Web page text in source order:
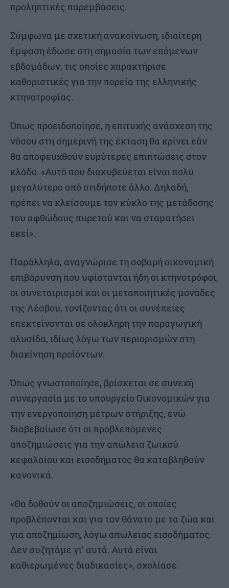
προληπτικές παρεμβάσεις.
Σύμφωνα με σχετική ανακοίνωση, ιδιαίτερη
έμφαση έδωσε στη σημασία των επόμενων
εβδομάδων, τις οποίες χαρακτήρισε
καθοριστικές για την πορεία της ελληνικής
κτηνοτροφίας.
Όπως προειδοποίησε, η επιτυχής ανάσχεση της
νόσου στη σημερινή της έκταση θα κρίνει εάν
θα αποφευχθούν ευρύτερες επιπτώσεις στον
κλάδο. «Αυτό που διακυβεύεται είναι πολύ
μεγαλύτερο από οτιδήποτε άλλο. Δηλαδή,
πρέπει να κλείσουμε τον κύκλο της μετάδοσης
του αφθώδους πυρετού και να σταματήσει
εκεί».
Παράλληλα, αναγνώρισε τη σοβαρή οικονομική
επιβάρυνση που υφίστανται ήδη οι κτηνοτρόφοι,
οι συνεταιρισμοί και οι μεταποιητικές μονάδες
της Λέσβου, τονίζοντας ότι οι συνέπειες
επεκτείνονται σε ολόκληρη την παραγωγική
αλυσίδα, ιδίως λόγω των περιορισμών στη
διακίνηση προϊόντων.
Όπως γνωστοποίησε, βρίσκεται σε συνεχή
συνεργασία με το υπουργείο Οικονομικών για
την ενεργοποίηση μέτρων στήριξης, ενώ
διαβεβαίωσε ότι οι προβλεπόμενες
αποζημιώσεις για την απώλεια ζωικού
κεφαλαίου και εισοδήματος θα καταβληθούν
κανονικά.
«Θα δοθούν οι αποζημιώσεις, οι οποίες
προβλέπονται και για τον θάνατο με τα ζώα και
για αποζημίωση, λόγω απώλειας εισοδήματος.
Δεν συζητάμε γι’ αυτά. Αυτά είναι
καθιερωμένες διαδικασίες», σχολίασε.